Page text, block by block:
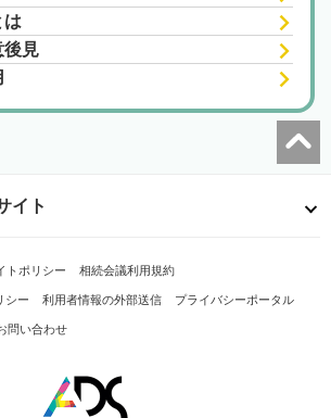
は
後見
イト
トポリシー 相続会議利用規約
シー 利用者情報の外部送信 プライバシーポータル
問い合わせ